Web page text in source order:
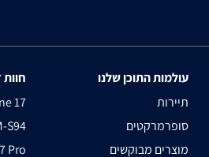
עולמות התוכן שלנו
תיירות
סופרמרקטים
מוצרים מבוקשים
17
S94
Pro